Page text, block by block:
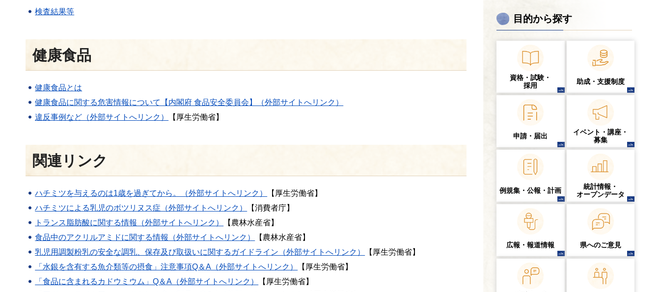
検査結果等
健康食品
健康食品とは
健康食品に関する危害情報について【内閣府 食品安全委員会】（外部サイトへリンク）
違反事例など（外部サイトへリンク）
【厚生労働省】
関連リンク
ハチミツを与えるのは1歳を過ぎてから。（外部サイトへリンク）
【厚生労働省】
ハチミツによる乳児のボツリヌス症（外部サイトへリンク）
【消費者庁】
トランス脂肪酸に関する情報（外部サイトへリンク）
【農林水産省】
食品中のアクリルアミドに関する情報（外部サイトへリンク）
【農林水産省】
乳児用調製粉乳の安全な調乳、保存及び取扱いに関するガイドライン（外部サイトへリンク）
【厚生労働省】
「水銀を含有する魚介類等の摂食」注意事項Q＆A（外部サイトへリンク）
【厚生労働省】
「食品に含まれるカドウミウム」Q＆A（外部サイトへリンク）
【厚生労働省】
目的から探す
資格・試験・
採用
助成・支援制度
申請・届出
イベント・講座・
募集
例規集・公報・計画
統計情報・
オープンデータ
広報・報道情報 県へのご意見